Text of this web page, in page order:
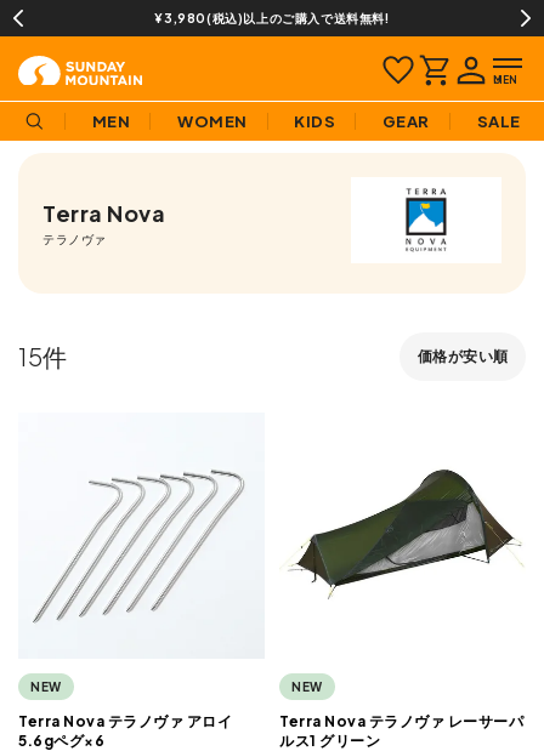
¥3,980(税込)以上のご購入で送料無料!
MEN WOMEN KIDS GEAR SALE
Terra Nova
テラノヴァ
価格が安い順
15
NEW
Terra Nova テラノヴァ アロイ
5.6gペグ×6
NEW
Terra Nova テラノヴァ レーサーパ
ルス1 グリーン